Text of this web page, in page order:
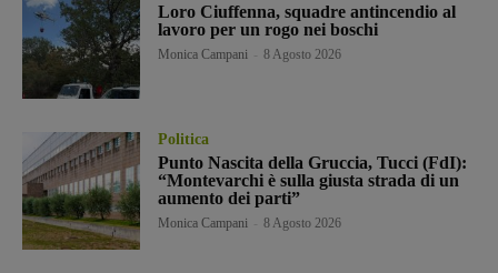
Loro Ciuffenna, squadre antincendio al
lavoro per un rogo nei boschi
Monica Campani 8 Agosto 2026
Politica
Punto Nascita della Gruccia, Tucci (FdI):
“Montevarchi è sulla giusta strada di un
aumento dei parti”
Monica Campani 8 Agosto 2026